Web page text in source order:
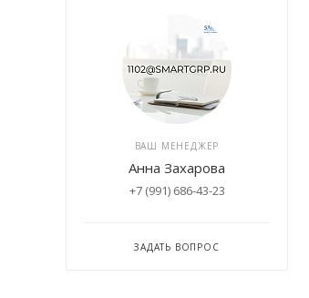
ВАШ МЕНЕДЖЕР
Анна Захарова
+7 (991) 686-43-23
ЗАДАТЬ ВОПРОС